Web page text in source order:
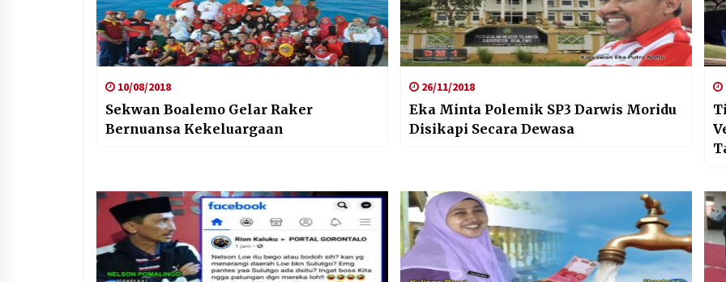
10/08/2018
Sekwan Boalemo Gelar Raker
Bernuansa Kekeluargaan
26/11/2018
Eka Minta Polemik SP3 Darwis Moridu
Disikapi Secara Dewasa